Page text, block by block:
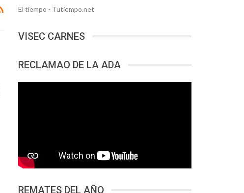
El tiempo - Tutiempo.net
VISEC CARNES
RECLAMAO DE LA ADA
REMATES DEL AÑO